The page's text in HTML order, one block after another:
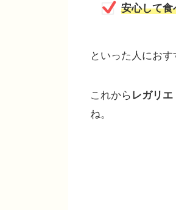
安心して食
といった人におす
これから レガリ
ね。